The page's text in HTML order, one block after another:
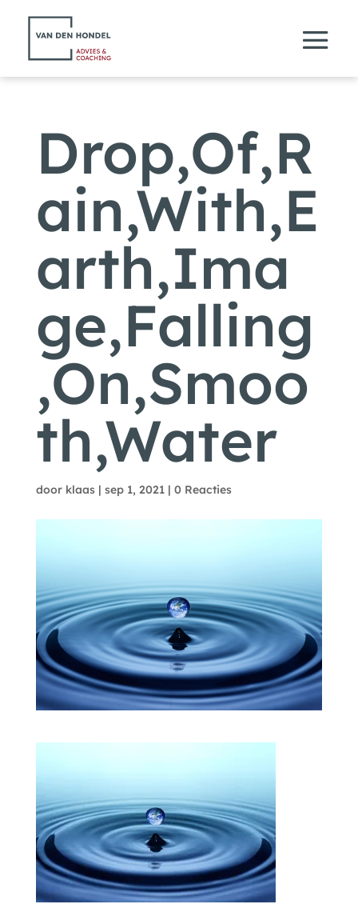
Drop,Of,R
ain,With,E
arth,Ima
ge,Falling
,On,Smoo
th,Water
door klaas| sep 1, 2021| 0 Reacties